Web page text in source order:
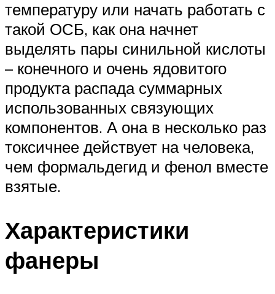
температуру или начать работать с
такой ОСБ, как она начнет
выделять пары синильной кислоты
– конечного и очень ядовитого
продукта распада суммарных
использованных связующих
компонентов. А она в несколько раз
токсичнее действует на человека,
чем формальдегид и фенол вместе
взятые.
Характеристики
фанеры